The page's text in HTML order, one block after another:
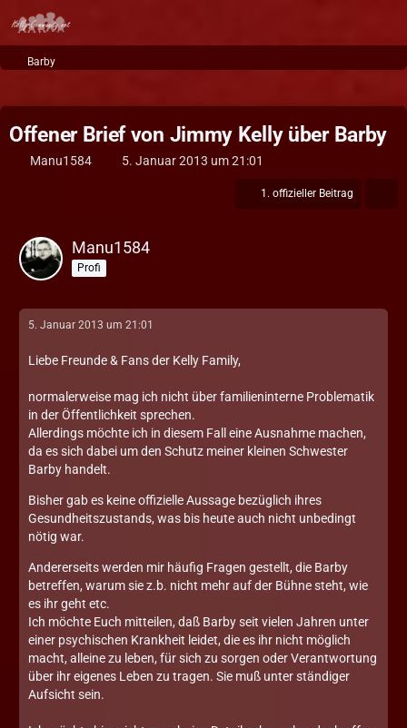
Barby
Offener Brief von Jimmy Kelly über Barby
Manu1584 5. Januar 2013 um 21:01
1. offizieller Beitrag
Manu1584
Profi
5. Januar 2013 um 21:01
Liebe Freunde & Fans der Kelly Family,
normalerweise mag ich nicht über familieninterne Problematik
in der Öffentlichkeit sprechen.
Allerdings möchte ich in diesem Fall eine Ausnahme machen,
da es sich dabei um den Schutz meiner kleinen Schwester
Barby handelt.
Bisher gab es keine offizielle Aussage bezüglich ihres
Gesundheitszustands, was bis heute auch nicht unbedingt
nötig war.
Andererseits werden mir häufig Fragen gestellt, die Barby
betreffen, warum sie z.b. nicht mehr auf der Bühne steht, wie
es ihr geht etc.
Ich möchte Euch mitteilen, daß Barby seit vielen Jahren unter
einer psychischen Krankheit leidet, die es ihr nicht möglich
macht, alleine zu leben, für sich zu sorgen oder Verantwortung
über ihr eigenes Leben zu tragen. Sie muß unter ständiger
Aufsicht sein.